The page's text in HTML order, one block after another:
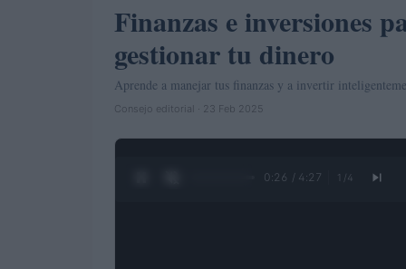
Finanzas e inversiones
gestionar tu dinero
Aprende a manejar tus finanzas y a invertir
Consejo editorial · 23 Feb 2025
0:28 / 4:27 1 /4